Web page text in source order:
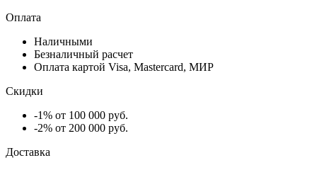
Оплата
Наличными
Безналичный расчет
Оплата картой Visa, Mastercard, МИР
Скидки
-1% от 100 000 руб.
-2% от 200 000 руб.
Доставка